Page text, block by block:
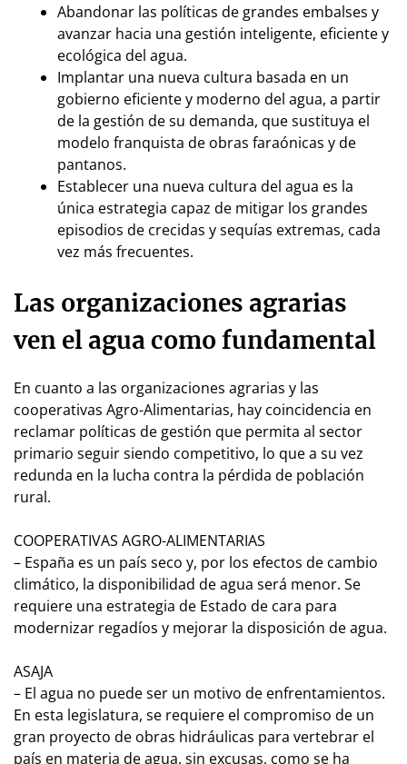
Abandonar las políticas de grandes embalses y
avanzar hacia una gestión inteligente, eficiente y
ecológica del agua.
Implantar una nueva cultura basada en un
gobierno eficiente y moderno del agua, a partir
de la gestión de su demanda, que sustituya el
modelo franquista de obras faraónicas y de
pantanos.
Establecer una nueva cultura del agua es la
única estrategia capaz de mitigar los grandes
episodios de crecidas y sequías extremas, cada
vez más frecuentes.
Las organizaciones agrarias
ven el agua como fundamental
En cuanto a las organizaciones agrarias y las
cooperativas Agro-Alimentarias, hay coincidencia en
reclamar políticas de gestión que permita al sector
primario seguir siendo competitivo, lo que a su vez
redunda en la lucha contra la pérdida de población
rural.
COOPERATIVAS AGRO-ALIMENTARIAS
– España es un país seco y, por los efectos de cambio
climático, la disponibilidad de agua será menor. Se
requiere una estrategia de Estado de cara para
modernizar regadíos y mejorar la disposición de agua.
ASAJA
– El agua no puede ser un motivo de enfrentamientos.
En esta legislatura, se requiere el compromiso de un
gran proyecto de obras hidráulicas para vertebrar el
país en materia de agua, sin excusas, como se ha